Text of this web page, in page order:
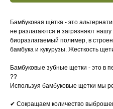
Бамбуковая щётка - это
не разлагаются и загрязняют
биоразлагаемый полимер, в
бамбука и кукурузы. Жесткость
Бамбуковые зубные щетки - это в
??
Используя бамбуковые щетки мы
✔ Сокращаем количество